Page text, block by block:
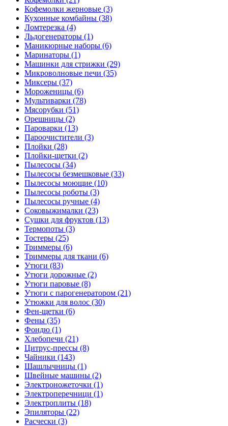
Кофемолки жерновые (3)
Кухонные комбайны (38)
Ломтерезка (4)
Льдогенераторы (1)
Маникюрные наборы (6)
Маринаторы (1)
Машинки для стрижки (29)
Микроволновые печи (35)
Миксеры (37)
Мороженицы (6)
Мультиварки (78)
Мясорубки (51)
Орешницы (2)
Пароварки (13)
Пароочистители (3)
Плойки (28)
Плойки-щетки (2)
Пылесосы (34)
Пылесосы безмешковые (33)
Пылесосы моющие (10)
Пылесосы роботы (3)
Пылесосы ручные (4)
Соковыжималки (23)
Сушки для фруктов (13)
Термопоты (3)
Тостеры (25)
Триммеры (6)
Триммеры для ткани (6)
Утюги (83)
Утюги дорожные (2)
Утюги паровые (8)
Утюги с парогенератором (21)
Утюжки для волос (30)
Фен-щетки (6)
Фены (35)
Фондю (1)
Хлебопечи (21)
Цитрус-прессы (8)
Чайники (143)
Шашлычницы (1)
Швейные машины (2)
Электроножеточки (1)
Электроперечници (1)
Электроплиты (18)
Эпиляторы (22)
Расчески (3)